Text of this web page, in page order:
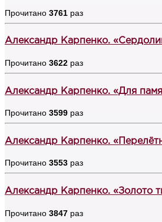
Прочитано 3761 раз
Александр Карпенко.
Прочитано 3622 раз
Александр Карпенко. «Для
Прочитано 3599 раз
Александр Карпенко.
Прочитано 3553 раз
Александр Карпенко. «Золото
Прочитано 3847 раз